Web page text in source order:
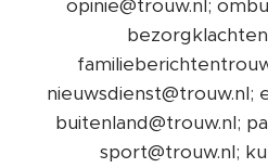
opinie@trouw.nl;
nieuwsdienst@trouw.nl;
buitenland@trouw.nl;
sport@trouw.nl;